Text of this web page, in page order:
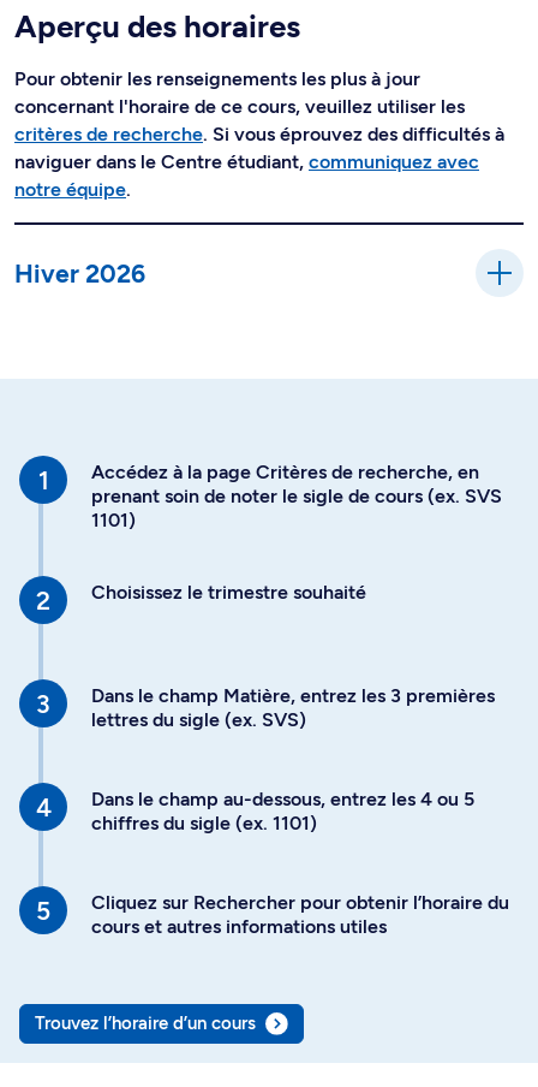
Aperçu des horaires
Pour obtenir les renseignements les plus à jour
concernant l'horaire de ce cours, veuillez utiliser les
critères de recherche. Si vous éprouvez des difficultés à
naviguer dans le Centre étudiant, communiquez avec
notre équipe.
Hiver 2026
Accédez à la page Critères de recherche, en
prenant soin de noter le sigle de cours (ex. SVS
1101)
Choisissez le trimestre souhaité
Dans le champ Matière, entrez les 3 premières
lettres du sigle (ex. SVS)
Dans le champ au-dessous, entrez les 4 ou 5
chiffres du sigle (ex. 1101)
Cliquez sur Rechercher pour obtenir l’horaire du
cours et autres informations utiles
Trouvez l’horaire d’un cours